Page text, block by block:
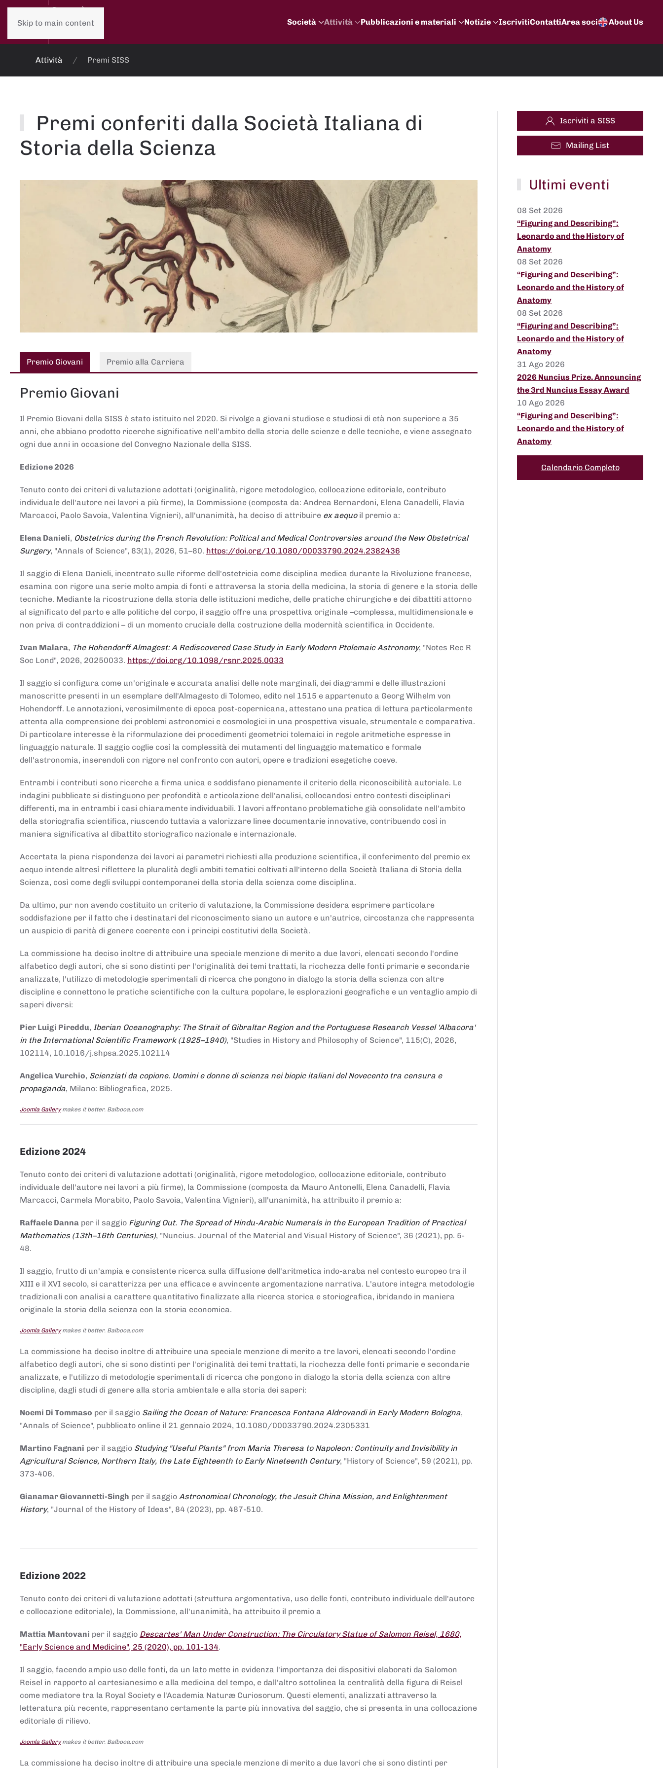
Skip to main content Società Attività Pubblicazioni e materiali Notizie IscrivitiContattiArea soci About Us
Attività Premi SISS
Premi conferiti dalla Società Italiana di
Storia della Scienza
Premio Giovani Premio alla Carriera
Premio Giovani
Il Premio Giovani della SISS è stato istituito nel 2020. Si rivolge a giovani studiose e studiosi di età non superiore a 35
anni, che abbiano prodotto ricerche significative nell’ambito della storia delle scienze e delle tecniche, e viene assegnato
ogni due anni in occasione del Convegno Nazionale della SISS.
Edizione 2026
Tenuto conto dei criteri di valutazione adottati (originalità, rigore metodologico, collocazione editoriale, contributo
individuale dell'autore nei lavori a più firme), la Commissione (composta da: Andrea Bernardoni, Elena Canadelli, Flavia
Marcacci, Paolo Savoia, Valentina Vignieri), all'unanimità, ha deciso di attribuire ex aequoil premio a:
Elena Danieli, Obstetrics during the French Revolution: Political and Medical Controversies around the New Obstetrical
Surgery, "Annals of Science", 83(1), 2026, 51–80. https://doi.org/10.1080/00033790.2024.2382436
Il saggio di Elena Danieli, incentrato sulle riforme dell'ostetricia come disciplina medica durante la Rivoluzione francese,
esamina con rigore una serie molto ampia di fonti e attraversa la storia della medicina, la storia di genere e la storia delle
tecniche. Mediante la ricostruzione della storia delle istituzioni mediche, delle pratiche chirurgiche e dei dibattiti attorno
al significato del parto e alle politiche del corpo, il saggio offre una prospettiva originale –complessa, multidimensionale e
non priva di contraddizioni – di un momento cruciale della costruzione della modernità scientifica in Occidente.
Ivan Malara, The Hohendorff Almagest: A Rediscovered Case Study in Early Modern Ptolemaic Astronomy, "Notes Rec R
Soc Lond", 2026, 20250033. https://doi.org/10.1098/rsnr.2025.0033
Il saggio si configura come un'originale e accurata analisi delle note marginali, dei diagrammi e delle illustrazioni
manoscritte presenti in un esemplare dell'Almagesto di Tolomeo, edito nel 1515 e appartenuto a Georg Wilhelm von
Hohendorff. Le annotazioni, verosimilmente di epoca post-copernicana, attestano una pratica di lettura particolarmente
attenta alla comprensione dei problemi astronomici e cosmologici in una prospettiva visuale, strumentale e comparativa.
Di particolare interesse è la riformulazione dei procedimenti geometrici tolemaici in regole aritmetiche espresse in
linguaggio naturale. Il saggio coglie così la complessità dei mutamenti del linguaggio matematico e formale
dell'astronomia, inserendoli con rigore nel confronto con autori, opere e tradizioni esegetiche coeve.
Entrambi i contributi sono ricerche a firma unica e soddisfano pienamente il criterio della riconoscibilità autoriale. Le
indagini pubblicate si distinguono per profondità e articolazione dell'analisi, collocandosi entro contesti disciplinari
differenti, ma in entrambi i casi chiaramente individuabili. I lavori affrontano problematiche già consolidate nell'ambito
della storiografia scientifica, riuscendo tuttavia a valorizzare linee documentarie innovative, contribuendo così in
maniera significativa al dibattito storiografico nazionale e internazionale.
Accertata la piena rispondenza dei lavori ai parametri richiesti alla produzione scientifica, il conferimento del premio ex
aequo intende altresì riflettere la pluralità degli ambiti tematici coltivati all'interno della Società Italiana di Storia della
Scienza, così come degli sviluppi contemporanei della storia della scienza come disciplina.
Da ultimo, pur non avendo costituito un criterio di valutazione, la Commissione desidera esprimere particolare
soddisfazione per il fatto che i destinatari del riconoscimento siano un autore e un'autrice, circostanza che rappresenta
un auspicio di parità di genere coerente con i principi costitutivi della Società.
La commissione ha deciso inoltre di attribuire una speciale menzione di merito a due lavori, elencati secondo l'ordine
alfabetico degli autori, che si sono distinti per l'originalità dei temi trattati, la ricchezza delle fonti primarie e secondarie
analizzate, l'utilizzo di metodologie sperimentali di ricerca che pongono in dialogo la storia della scienza con altre
discipline e connettono le pratiche scientifiche con la cultura popolare, le esplorazioni geografiche e un ventaglio ampio di
saperi diversi:
Pier Luigi Pireddu, Iberian Oceanography: The Strait of Gibraltar Region and the Portuguese Research Vessel 'Albacora'
in the International Scientific Framework (1925–1940), "Studies in History and Philosophy of Science", 115(C), 2026,
102114, 10.1016/j.shpsa.2025.102114
Angelica Vurchio, Scienziati da copione. Uomini e donne di scienza nei biopic italiani del Novecento tra censura e
propaganda, Milano: Bibliografica, 2025.
Joomla Gallerymakes it better. Balbooa.com
Edizione 2024
Tenuto conto dei criteri di valutazione adottati (originalità, rigore metodologico, collocazione editoriale, contributo
individuale dell'autore nei lavori a più firme), la Commissione (composta da Mauro Antonelli, Elena Canadelli, Flavia
Marcacci, Carmela Morabito, Paolo Savoia, Valentina Vignieri), all'unanimità, ha attribuito il premio a:
Raffaele Danna per il saggio Figuring Out. The Spread of Hindu-Arabic Numerals in the European Tradition of Practical
Mathematics (13th–16th Centuries), "Nuncius. Journal of the Material and Visual History of Science", 36 (2021), pp. 5-
48.
Il saggio, frutto di un'ampia e consistente ricerca sulla diffusione dell'aritmetica indo-araba nel contesto europeo tra il
XIII e il XVI secolo, si caratterizza per una efficace e avvincente argomentazione narrativa. L'autore integra metodologie
tradizionali con analisi a carattere quantitativo finalizzate alla ricerca storica e storiografica, ibridando in maniera
originale la storia della scienza con la storia economica.
Joomla Gallerymakes it better. Balbooa.com
La commissione ha deciso inoltre di attribuire una speciale menzione di merito a tre lavori, elencati secondo l'ordine
alfabetico degli autori, che si sono distinti per l'originalità dei temi trattati, la ricchezza delle fonti primarie e secondarie
analizzate, e l'utilizzo di metodologie sperimentali di ricerca che pongono in dialogo la storia della scienza con altre
discipline, dagli studi di genere alla storia ambientale e alla storia dei saperi:
Noemi Di Tommaso per il saggio Sailing the Ocean of Nature: Francesca Fontana Aldrovandi in Early Modern Bologna,
"Annals of Science", pubblicato online il 21 gennaio 2024, 10.1080/00033790.2024.2305331
Martino Fagnani per il saggio Studying "Useful Plants" from Maria Theresa to Napoleon: Continuity and Invisibility in
Agricultural Science, Northern Italy, the Late Eighteenth to Early Nineteenth Century, "History of Science", 59 (2021), pp.
373-406.
Gianamar Giovannetti-Singh per il saggio Astronomical Chronology, the Jesuit China Mission, and Enlightenment
History, "Journal of the History of Ideas", 84 (2023), pp. 487-510.
Edizione 2022
Tenuto conto dei criteri di valutazione adottati (struttura argomentativa, uso delle fonti, contributo individuale dell'autore
e collocazione editoriale), la Commissione, all'unanimità, ha attribuito il premio a
Mattia Mantovani per il saggio Descartes' Man Under Construction: The Circulatory Statue of Salomon Reisel, 1680,
"Early Science and Medicine", 25 (2020), pp. 101-134.
Il saggio, facendo ampio uso delle fonti, da un lato mette in evidenza l'importanza dei dispositivi elaborati da Salomon
Reisel in rapporto al cartesianesimo e alla medicina del tempo, e dall'altro sottolinea la centralità della figura di Reisel
come mediatore tra la Royal Society e l'Academia Naturæ Curiosorum. Questi elementi, analizzati attraverso la
letteratura più recente, rappresentano certamente la parte più innovativa del saggio, che si presenta in una collocazione
editoriale di rilievo.
Joomla Gallerymakes it better. Balbooa.com
La commissione ha deciso inoltre di attribuire una speciale menzione di merito a due lavori che si sono distinti per
Iscriviti a SISS
Mailing List
Ultimi eventi
08 Set 2026
“Figuring and Describing”:
Leonardo and the History of
Anatomy
08 Set 2026
“Figuring and Describing”:
Leonardo and the History of
Anatomy
08 Set 2026
“Figuring and Describing”:
Leonardo and the History of
Anatomy
31 Ago 2026
2026 Nuncius Prize. Announcing
the 3rd Nuncius Essay Award
10 Ago 2026
“Figuring and Describing”:
Leonardo and the History of
Anatomy
Calendario Completo